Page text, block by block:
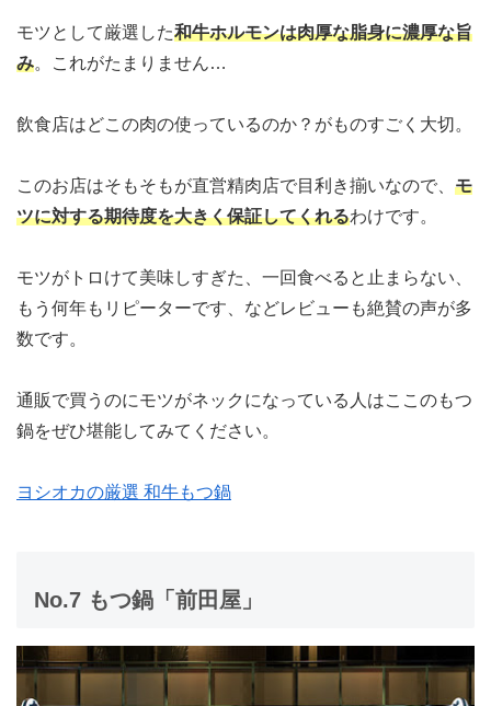
モツとして厳選した和牛ホルモンは肉厚な脂身に濃厚な旨
み。これがたまりません…
飲食店はどこの肉の使っているのか？がものすごく大切。
このお店はそもそもが直営精肉店で目利き揃いなので、 モ
ツに対する期待度を大きく保証してくれるわけです。
モツがトロけて美味しすぎた、一回食べると止まらない、
もう何年もリピーターです、などレビューも絶賛の声が多
数です。
通販で買うのにモツがネックになっている人はここのもつ
鍋をぜひ堪能してみてください。
ヨシオカの厳選 和牛もつ鍋
No.7 もつ鍋「前田屋」